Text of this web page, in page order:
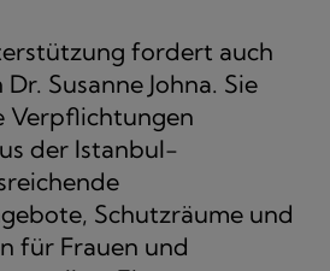
fordert auch
Susanne Johna. Sie
Verpflichtungen
der Istanbul-
Schutzräume und
für Frauen und